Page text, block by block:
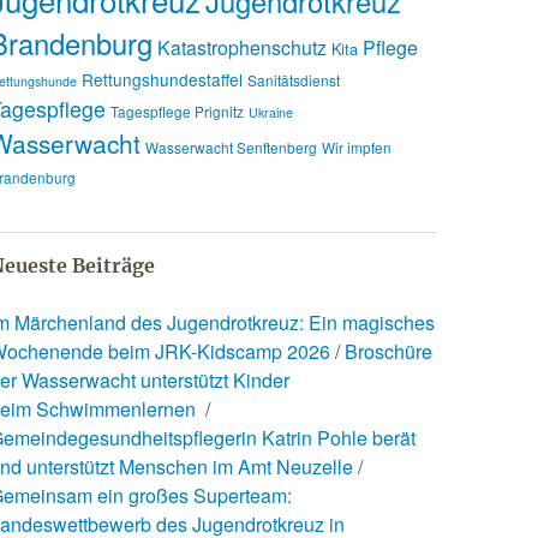
Katastrophenschutz Kita Pflege
Rettungshundestaffel Sanitätsdienst
Tagespflege Prignitz Ukraine
Wasserwacht Senftenberg Wir impfen
Beiträge
Märchenland des Jugendrotkreuz: Ein magisches
beim JRK-Kidscamp 2026 Broschüre
Wasserwacht unterstützt Kinder
Schwimmenlernen
Katrin Pohle berät
unterstützt Menschen im Amt Neuzelle
ein großes Superteam:
des Jugendrotkreuz in